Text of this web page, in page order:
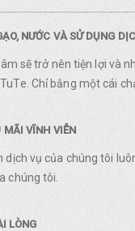
NƯỚC VÀ SỬ DỤNG
sẽ trở nên tiện lợi và
Chỉ bằng một cái
MÃI VĨNH VIỄN
dịch vụ của chúng tôi
chúng tôi.
LÒNG